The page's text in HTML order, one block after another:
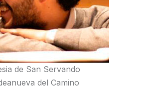
de San Servando
del Camino